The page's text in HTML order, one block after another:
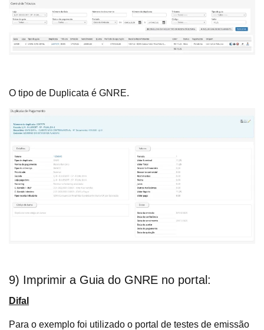
O tipo de Duplicata é GNRE.
9) Imprimir a Guia do GNRE no portal:
Difal
Para o exemplo foi utilizado o portal de testes de emissão